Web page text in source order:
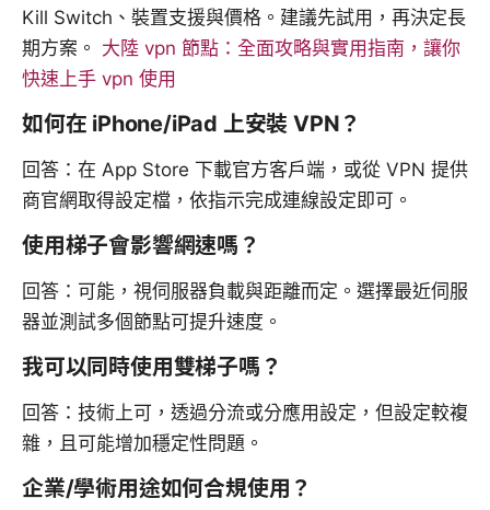
Kill Switch、裝置支援與價格。建議先試用，再決定長
期方案。 大陸 vpn 節點：全面攻略與實用指南，讓你
快速上手 vpn 使用
如何在 iPhone/iPad 上安裝 VPN？
回答：在 App Store 下載官方客戶端，或從 VPN 提供
商官網取得設定檔，依指示完成連線設定即可。
使用梯子會影響網速嗎？
回答：可能，視伺服器負載與距離而定。選擇最近伺服
器並測試多個節點可提升速度。
我可以同時使用雙梯子嗎？
回答：技術上可，透過分流或分應用設定，但設定較複
雜，且可能增加穩定性問題。
企業/學術用途如何合規使用？